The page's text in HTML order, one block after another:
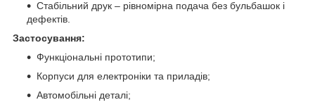
Стабільний друк – рівномірна подача без бульбашок і
дефектів.
Застосування:
Функціональні прототипи;
Корпуси для електроніки та приладів;
Автомобільні деталі;